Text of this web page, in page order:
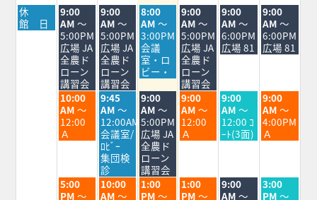
月
曜
日,
休
館 日
火
曜
日,
8
月
4th
2026
9:00
AM ～
5:00PM
広場 JA
全農ド
ローン
講習会
水
曜
日,
8
月
5th
2026
9:00
AM ～
5:00PM
広場 JA
全農ド
ローン
講習会
木
曜
日,
8
月
6th
2026
8:00
AM ～
3:00PM
会議
室・ロ
ビー・
金
曜
日,
8
月
7th
2026
9:00
AM ～
5:00PM
広場 JA
全農ド
ローン
講習会
土
曜
日,
8
月
9:00
AM ～
6:00PM
広場 81
日
曜
日,
8
月
9:00
AM ～
6:00PM
広場 81
火
曜
日,
8
月
10:00
AM ～
12:00
Ａ
水
曜
日,
8
月
5th
2026
9:45
AM ～
12:00AM
会議室/
ﾛﾋﾞｰ
集団検
診
木
曜
日,
8
月
6th
2026
9:00
AM ～
5:00PM
広場 JA
全農ド
ローン
講習会
金
曜
日,
8
月
9:00
AM ～
12:00
Ａ
土
曜
日,
8
月
9:00
AM ～
12:00 ｺ
ｰﾄ(3面)
日
曜
日,
8
月
9:00
AM ～
4:00PM
Ａ
火
曜
5:00
PM ～
水
曜
10:00
AM ～
木
曜
1:00
PM ～
金
曜
1:00
PM ～
土
曜
9:00
AM ～
日
曜
3:00
PM ～